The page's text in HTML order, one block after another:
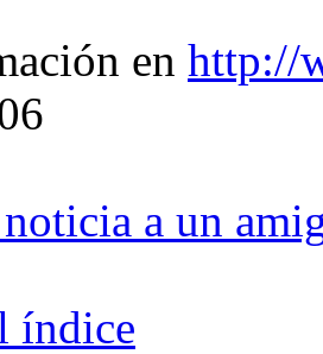
en http://
a un
índice